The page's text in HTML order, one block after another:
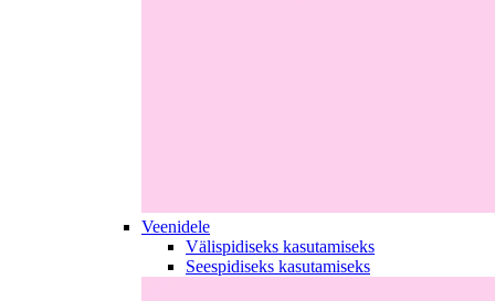
Veenidele
Välispidiseks kasutamiseks
Seespidiseks kasutamiseks